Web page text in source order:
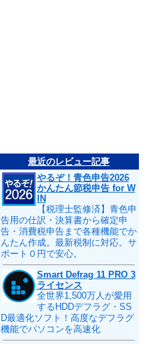
最近のレビュー記事
やるぞ！青色申告2026
かんたん節税申告 for W
IN
【税理士監修済】青色申
告用の仕訳・決算書から確定申
告・消費税申告まで各種機能でか
んたん作成。最新税制に対応。サ
ポート０円で安心。
Smart Defrag 11 PRO 3
ライセンス
全世界1,500万人が愛用
するHDDデフラグ・SS
D最適化ソフト！高度なデフラグ
機能でパソコンを高速化